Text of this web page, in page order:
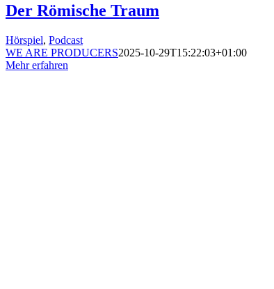
Der Römische Traum
Hörspiel, Podcast
WE ARE PRODUCERS2025-10-29T15:22:03+01:00
Mehr erfahren